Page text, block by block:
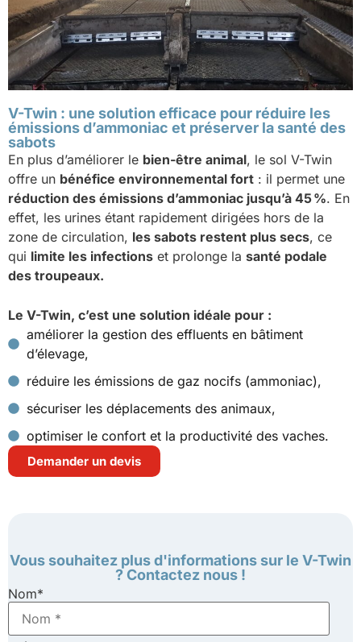
V-Twin : une solution efficace pour réduire les
émissions d’ammoniac et préserver la santé des
sabots
En plus d’améliorer le bien-être animal, le sol V-Twin
offre un bénéfice environnemental fort : il permet une
réduction des émissions d’ammoniac jusqu’à 45 %. En
effet, les urines étant rapidement dirigées hors de la
zone de circulation, les sabots restent plus secs, ce
qui limite les infections et prolonge la santé podale
des troupeaux.
Le V-Twin, c’est une solution idéale pour :
améliorer la gestion des effluents en bâtiment
d’élevage,
réduire les émissions de gaz nocifs (ammoniac),
sécuriser les déplacements des animaux,
optimiser le confort et la productivité des vaches.
Demander un devis
Vous souhaitez plus d'informations sur le V-Twin
? Contactez nous !
Nom*